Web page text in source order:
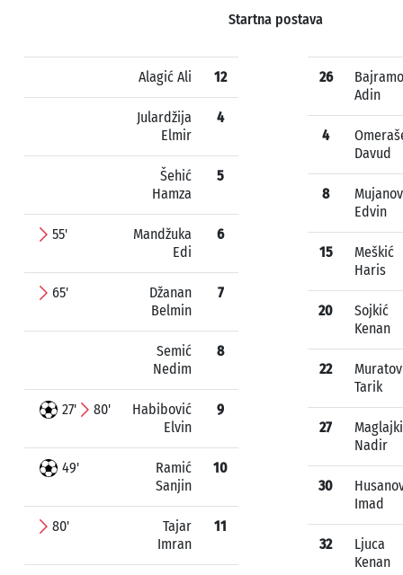
Startna postava
Alagić Ali 12
Julardžija
Elmir
4
Šehić
Hamza
5
55'
Mandžuka
Edi
6
65'
Džanan
Belmin
7
Semić
Nedim
8
27' 80'
Habibović
Elvin
9
49'
Ramić
Sanjin
10
80'
Tajar
Imran
11
26
Adin
4
Davud
8
Edvin
15
Meškić
Haris
20
Sojkić
Kenan
22
Tarik
27
Nadir
30
Imad
32
Ljuca
Kenan